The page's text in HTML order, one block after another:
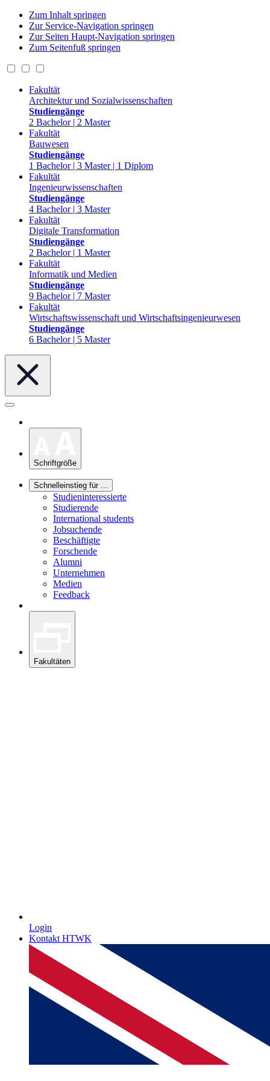
Zum Inhalt springen
Zur Service-Navigation springen
Zur Seiten Haupt-Navigation springen
Zum Seitenfuß springen
Fakultät
Architektur und Sozialwissenschaften
Studiengänge
2 Bachelor | 2 Master
Fakultät
Bauwesen
Studiengänge
1 Bachelor | 3 Master | 1 Diplom
Fakultät
Ingenieurwissenschaften
Studiengänge
4 Bachelor | 3 Master
Fakultät
Digitale Transformation
Studiengänge
2 Bachelor | 1 Master
Fakultät
Informatik und Medien
Studiengänge
9 Bachelor | 7 Master
Fakultät
Wirtschaftswissenschaft und Wirtschaftsingenieurwesen
Studiengänge
6 Bachelor | 5 Master
Schriftgröße
Schnelleinstieg für ...
Studieninteressierte
Studierende
International students
Jobsuchende
Beschäftigte
Forschende
Alumni
Unternehmen
Medien
Feedback
Fakultäten
Login
Kontakt HTWK